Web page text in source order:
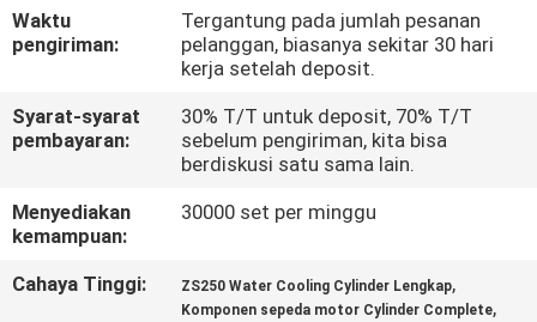
KUTIPAN
SITUS
Waktu
pengiriman:
Tergantung pada jumlah pesanan
pelanggan, biasanya sekitar 30 hari
kerja setelah deposit.
Syarat-syarat
pembayaran:
30% T/T untuk deposit, 70% T/T
sebelum pengiriman, kita bisa
berdiskusi satu sama lain.
Menyediakan
kemampuan:
30000 set per minggu
Cahaya Tinggi: ZS250 Water Cooling Cylinder Lengkap,
Komponen sepeda motor Cylinder Complete,